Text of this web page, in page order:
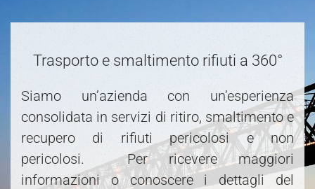
Trasporto e smaltimento rifiuti a 360°
Siamo un’azienda con un’esperienza
consolidata in servizi di ritiro, smaltimento e
recupero di rifiuti pericolosi e non
pericolosi. Per ricevere maggiori
informazioni o conoscere i dettagli del